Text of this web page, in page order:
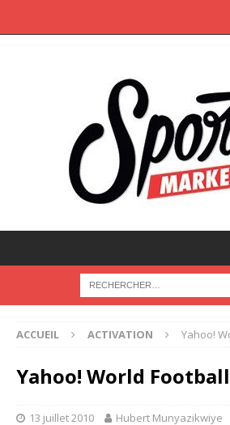
ACCUEIL ACTIVATION Yahoo!
Yahoo! World Football
13 juillet 2010 Hubert Munyazikwiye